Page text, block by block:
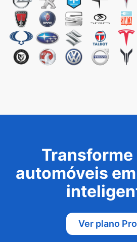
Transforme
automóveis
Ver plano Pro